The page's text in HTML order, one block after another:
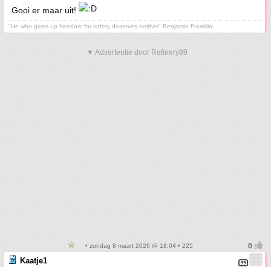
Gooi er maar uit!
"He who gives up freedom for safety deserves neither" Benjamin Franklin
▼ Advertentie door Refinery89
• zondag 8 maart 2026 @ 18:04 • 225
Kaatje1